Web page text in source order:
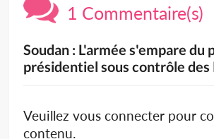
1 Commentaire(s)
Soudan : L'armée s'empare du
présidentiel sous contrôle des
Veuillez vous connecter pour
contenu.